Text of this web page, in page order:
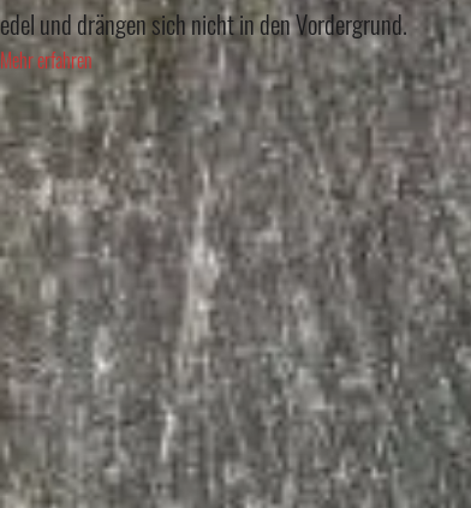
edel und drängen sich nicht in den Vordergrund.
Mehr erfahren